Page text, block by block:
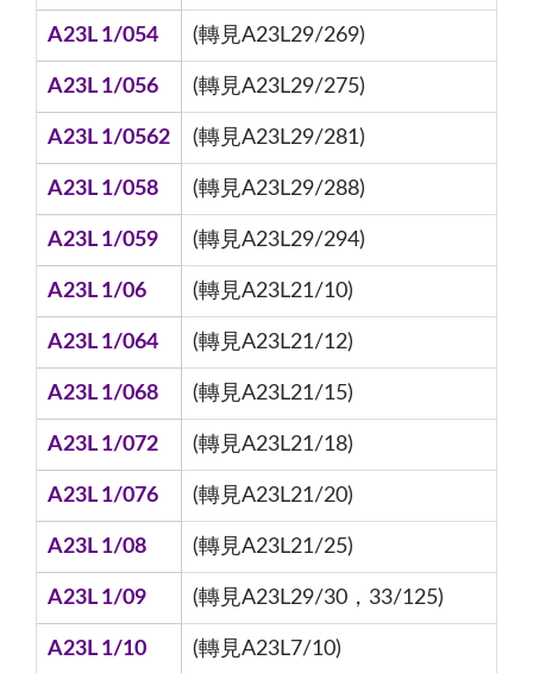
A23L 1/054 (轉見A23L29/269)
A23L 1/056 (轉見A23L29/275)
A23L 1/0562 (轉見A23L29/281)
A23L 1/058 (轉見A23L29/288)
A23L 1/059 (轉見A23L29/294)
A23L 1/06 (轉見A23L21/10)
A23L 1/064 (轉見A23L21/12)
A23L 1/068 (轉見A23L21/15)
A23L 1/072 (轉見A23L21/18)
A23L 1/076 (轉見A23L21/20)
A23L 1/08 (轉見A23L21/25)
A23L 1/09 (轉見A23L29/30，33/125)
A23L 1/10 (轉見A23L7/10)